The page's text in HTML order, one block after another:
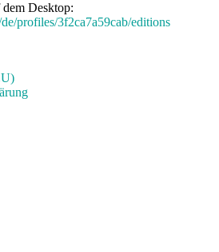
Desktop:
profiles/3f2ca7a59cab/editions